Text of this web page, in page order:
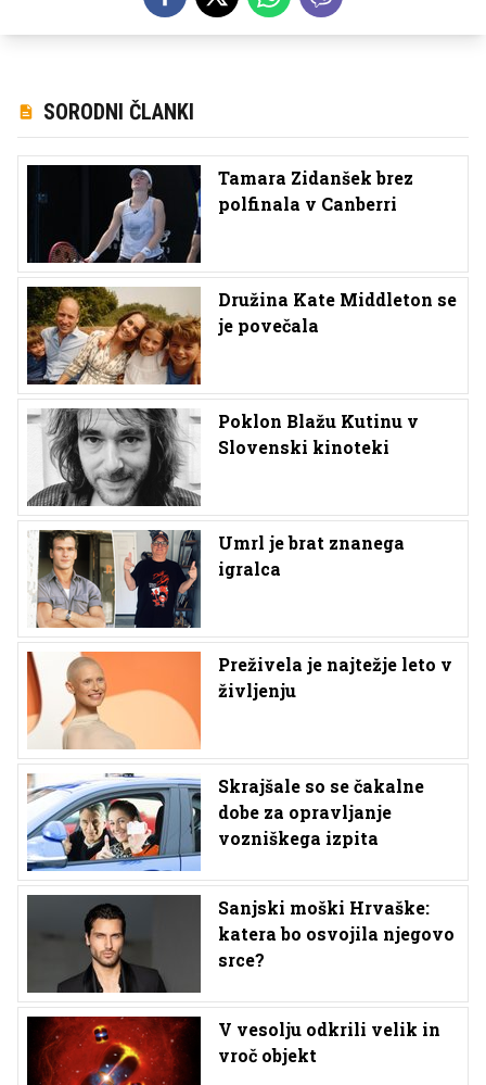
SORODNI ČLANKI
Tamara Zidanšek brez
polfinala v Canberri
Družina Kate Middleton se
je povečala
Poklon Blažu Kutinu v
Slovenski kinoteki
Umrl je brat znanega
igralca
Preživela je najtežje leto v
življenju
Skrajšale so se čakalne
dobe za opravljanje
vozniškega izpita
Sanjski moški Hrvaške:
katera bo osvojila njegovo
srce?
V vesolju odkrili velik in
vroč objekt